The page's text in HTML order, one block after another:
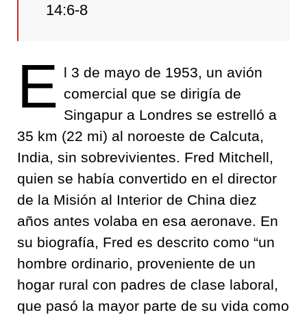
14:6-8
E l 3 de mayo de 1953, un avión
comercial que se dirigía de
Singapur a Londres se estrelló a
35 km (22 mi) al noroeste de Calcuta,
India, sin sobrevivientes. Fred Mitchell,
quien se había convertido en el director
de la Misión al Interior de China diez
años antes volaba en esa aeronave. En
su biografía, Fred es descrito como “un
hombre ordinario, proveniente de un
hogar rural con padres de clase laboral,
que pasó la mayor parte de su vida como